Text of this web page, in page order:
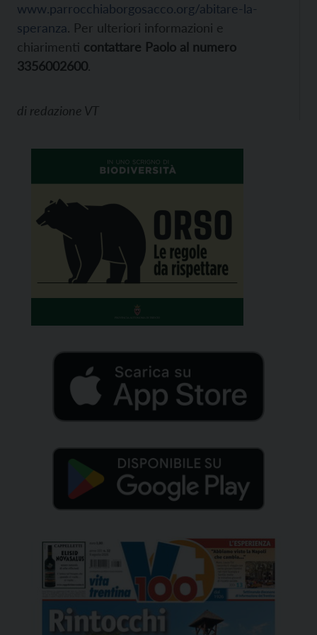
www.parrocchiaborgosacco.org/abitare-la-
speranza. Per ulteriori informazioni e
chiarimenti contattare Paolo al numero
3356002600.
di redazione VT